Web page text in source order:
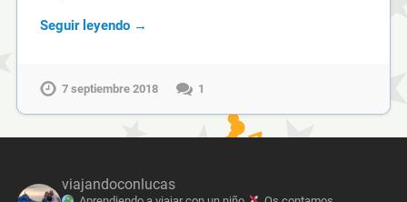
Seguir leyendo →
7 septiembre 2018 1
viajandoconlucas